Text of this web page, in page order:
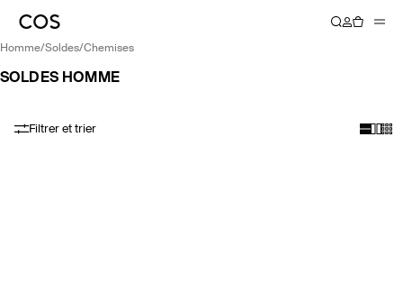
homme/ soldes/ chemises
SOLDES HOMME
Filtrer et trier